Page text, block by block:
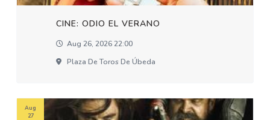
CINE: ODIO EL VERANO
Aug 26, 2026 22:00
Plaza De Toros De Úbeda
Aug
27